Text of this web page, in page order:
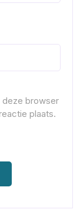
deze browser
plaats.